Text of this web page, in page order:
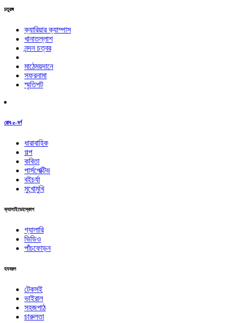
চতুরঙ্গ
ক্যারিয়ার ক্যাম্পাস
খানাতল্লাশ
নন্দন চত্বর
মাঠেময়দানে
সফরনামা
স্মৃতিপট
রোব-e-বর্ণ
ধারাবাহিক
গল্প
কবিতা
পার্সপেক্টিভ
বইচর্যা
মুখোমুখি
ক্যালাইডোস্কোপ
গ্যালারি
ভিডিও
পাঁচফোড়ন
হযবরল
টেকসই
ভাইরাল
সহজপাঠ
চারুলতা